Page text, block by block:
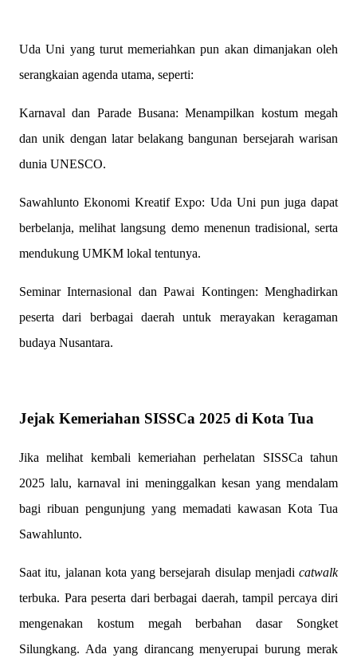
Uda Uni yang turut memeriahkan pun akan dimanjakan oleh
serangkaian agenda utama, seperti:
Karnaval dan Parade Busana: Menampilkan kostum megah
dan unik dengan latar belakang bangunan bersejarah warisan
dunia UNESCO.
Sawahlunto Ekonomi Kreatif Expo: Uda Uni pun juga dapat
berbelanja, melihat langsung demo menenun tradisional, serta
mendukung UMKM lokal tentunya.
Seminar Internasional dan Pawai Kontingen: Menghadirkan
peserta dari berbagai daerah untuk merayakan keragaman
budaya Nusantara.
Jejak Kemeriahan SISSCa 2025 di Kota Tua
Jika melihat kembali kemeriahan perhelatan SISSCa tahun
2025 lalu, karnaval ini meninggalkan kesan yang mendalam
bagi ribuan pengunjung yang memadati kawasan Kota Tua
Sawahlunto.
Saat itu, jalanan kota yang bersejarah disulap menjadi catwalk
terbuka. Para peserta dari berbagai daerah, tampil percaya diri
mengenakan kostum megah berbahan dasar Songket
Silungkang. Ada yang dirancang menyerupai burung merak